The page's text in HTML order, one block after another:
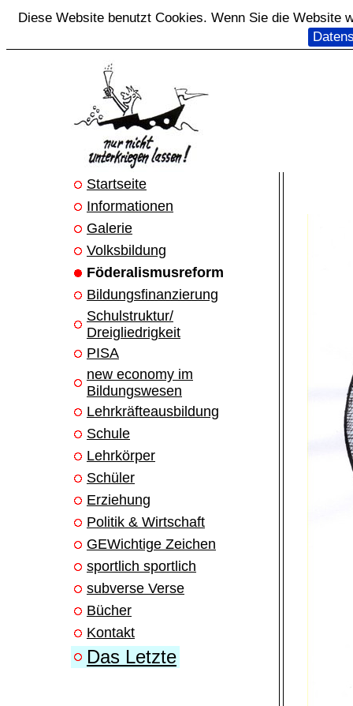
Diese Website benutzt Cookies. Wenn Sie die Website
Startseite
Informationen
Galerie
Volksbildung
Föderalismusreform
Bildungsfinanzierung
Schulstruktur/
Dreigliedrigkeit
PISA
new economy im
Bildungswesen
Lehrkräfteausbildung
Schule
Lehrkörper
Schüler
Erziehung
Politik & Wirtschaft
GEWichtige Zeichen
sportlich sportlich
subverse Verse
Bücher
Kontakt
Das Letzte